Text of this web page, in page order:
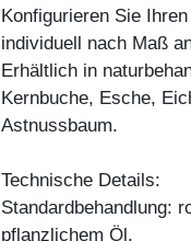
Konfigurieren Sie
individuell nach Maß
Erhältlich in
Kernbuche, Esche,
Astnussbaum.
Technische Details:
Standardbehandlung:
pflanzlichem Öl.